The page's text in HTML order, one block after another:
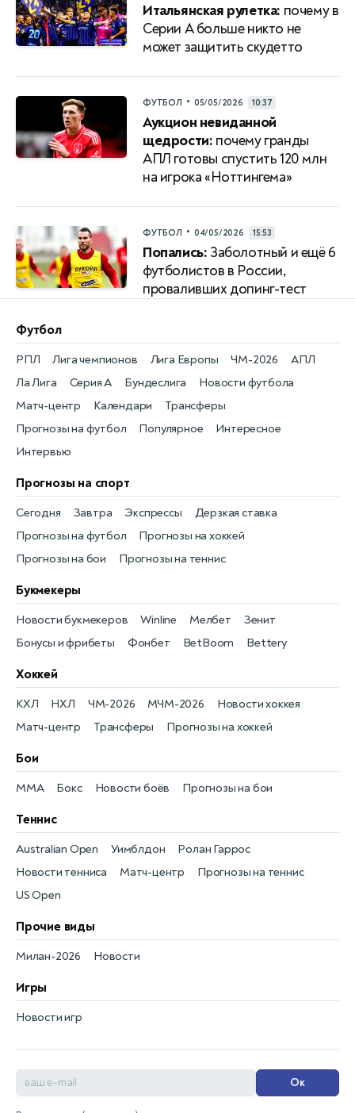
Итальянская рулетка: почему в
Серии A больше никто не
может защитить скудетто
ФУТБОЛ • 05/05/2026 10:37
Аукцион невиданной
щедрости: почему гранды
АПЛ готовы спустить 120 млн
на игрока «Ноттингема»
ФУТБОЛ • 04/05/2026 15:53
Попались:Заболотный и ещё 6
футболистов в России,
проваливших допинг-тест
Футбол
Новости футбола
РПЛ
Матч-центр
Лига чемпионов
Календари
Лига Европы
Трансферы
ЧМ-2026
Прогнозы на футбол
АПЛ
Популярное
Ла Лига
Интересное
Серия А
Интервью
Бундеслига
Прогнозы на спорт
Прогнозы на футбол
Сегодня
Прогнозы на хоккей
Завтра
Прогнозы на бои
Экспрессы
Прогнозы на теннис
Дерзкая ставка
Букмекеры
Бонусы и фрибеты
Новости букмекеров
Фонбет
Winline
BetBoom
Мелбет
Bettery
Зенит
Хоккей
Новости хоккея
КХЛ
Матч-центр
НХЛ
Трансферы
ЧМ-2026
Прогнозы на хоккей
МЧМ-2026
Бои
Новости боёв
MMA Прогнозы на бои
Бокс
Теннис
Новости тенниса
Australian Open
Матч-центр
Уимблдон
Прогнозы на теннис
Ролан Гаррос
US Open
Прочие виды
Новости
Милан-2026
Игры
Новости игр
Ок